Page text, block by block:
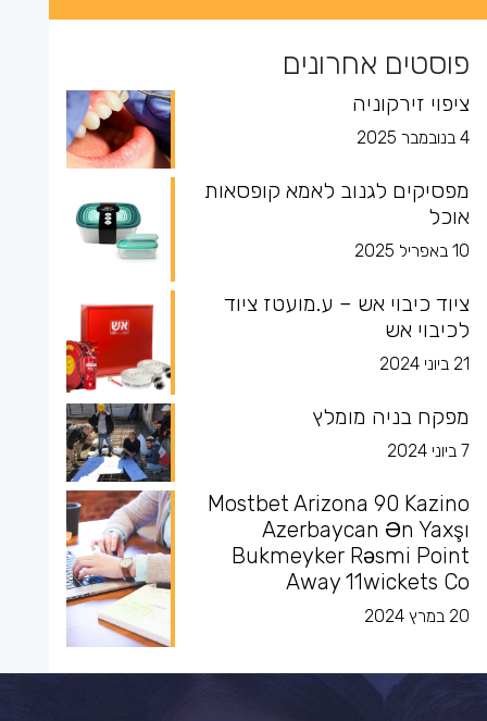
פוסטים אחרונים
ציפוי זירקוניה
4 בנובמבר 2025
מפסיקים לגנוב לאמא קופסאות
אוכל
10 באפריל 2025
ציוד כיבוי אש – ע.מועטז ציוד
לכיבוי אש
21 ביוני 2024
מפקח בניה מומלץ
7 ביוני 2024
Mostbet Arizona 90 Kazino
Azerbaycan Ən Yaxşı
Bukmeyker Rəsmi Point
Away 11wickets Co
20 במרץ 2024